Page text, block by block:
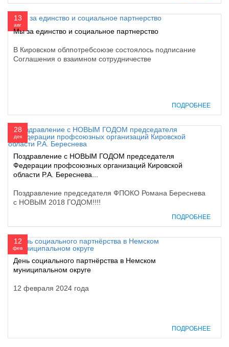
13
авг
Мы за единство и социальное партнерство
В Кировском облпотребсоюзе состоялось подписание
Соглашения о взаимном сотрудничестве
ПОДРОБНЕЕ
28
дек
Поздравление с НОВЫМ ГОДОМ председателя
Федерации профсоюзных организаций Кировской
области Р.А. Береснева...
Поздравление председателя ФПОКО Романа Береснева
с НОВЫМ 2018 ГОДОМ!!!!
ПОДРОБНЕЕ
12
фев
День социального партнёрства в Немском
муниципальном округе
12 февраля 2024 года
ПОДРОБНЕЕ